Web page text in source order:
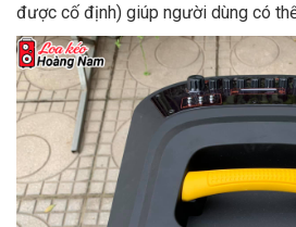
được cố định) giúp người dùng có